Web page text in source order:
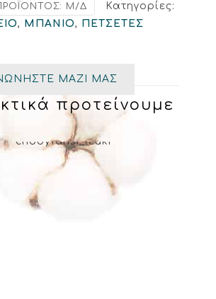
Μ/Δ
Κατηγορίες:
, ΜΠΑΝΙΟ, ΠΕΤΣΕΤΕΣ
ΜΑΖΙ ΜΑΣ
προτείνουμε